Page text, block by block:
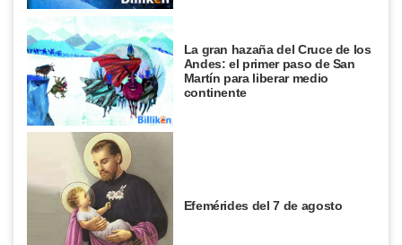
La gran hazaña del Cruce de los
Andes: el primer paso de San
Martín para liberar medio
continente
Efemérides del 7 de agosto